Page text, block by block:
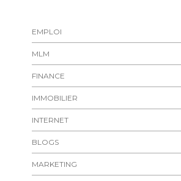
EMPLOI
MLM
FINANCE
IMMOBILIER
INTERNET
BLOGS
MARKETING